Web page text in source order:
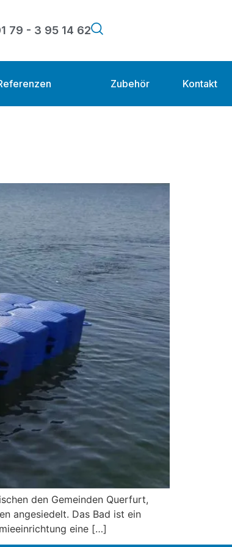
79 - 3 95 14 62
Zubehör Kontakt
den Gemeinden Querfurt,
angesiedelt. Das Bad ist ein
eine […]